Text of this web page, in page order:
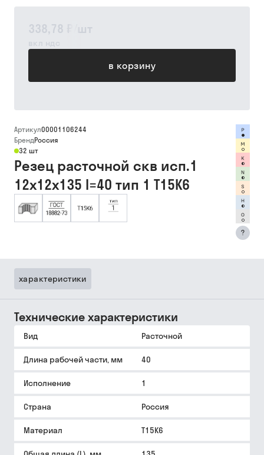
338,78 ₽ шт
вкл ндс
в корзину
Артикул00001106244
БрендРоссия
32 шт
Резец расточной скв исп.1
12х12х135 l=40 тип 1 Т15К6
?
характеристики
Технические характеристики
Вид Расточной
Длина рабочей части, мм 40
Исполнение 1
Страна Россия
Материал Т15К6